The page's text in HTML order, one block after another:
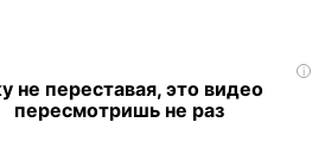
i
не переставая, это видео
пересмотришь не раз